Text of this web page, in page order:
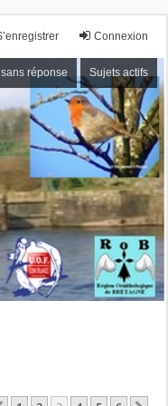
Connexion
réponse Sujets actifs